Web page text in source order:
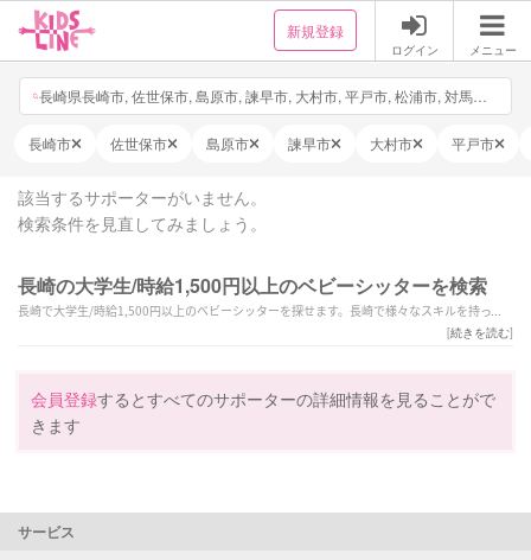
新規登録
ログイン メニュー
長崎市 佐世保市 島原市 諫早市 大村市 平戸市
該当するサポーターがいません。
検索条件を見直してみましょう。
長崎の大学生/時給1,500円以上のベビーシッターを検索
長崎で大学生/時給1,500円以上のベビーシッターを探せます。長崎で様々なスキルを持った
[続きを読む]
会員登録するとすべてのサポーターの詳細情報を見ることがで
きます
サービス